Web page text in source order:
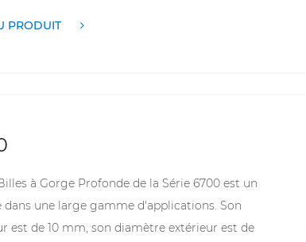
structure simple, d'une utilisation facile et
PRODUIT
à Gorge Profonde de la Série 6700 est un
une large gamme d'applications. Son
est de 10 mm, son diamètre extérieur est de